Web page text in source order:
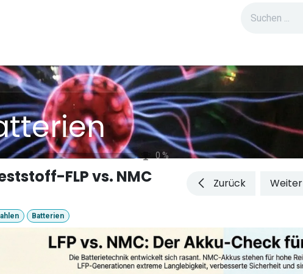
0 %
FLP vs. NMC Zurück Weiter
Batterien